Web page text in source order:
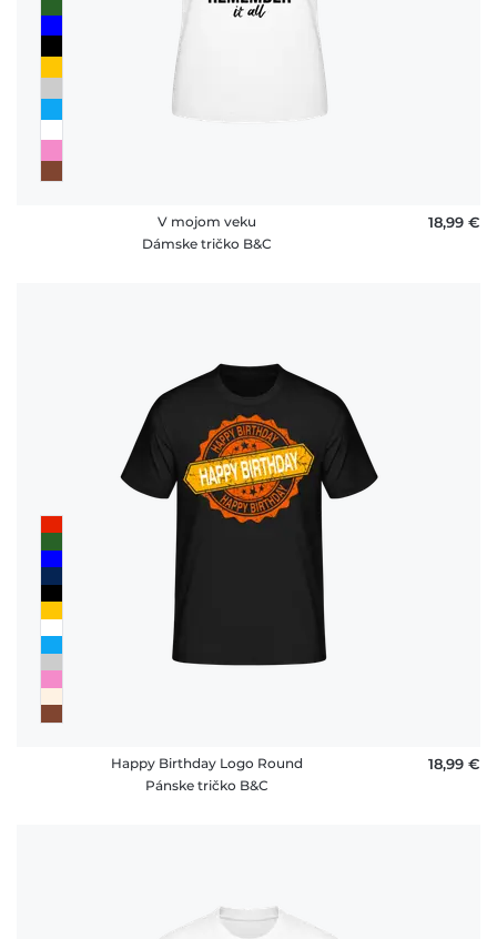
V mojom veku
Dámske tričko B&C
18,99 €
Happy Birthday Logo Round
Pánske tričko B&C
18,99 €